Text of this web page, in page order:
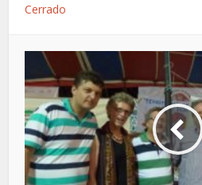
Cerrado